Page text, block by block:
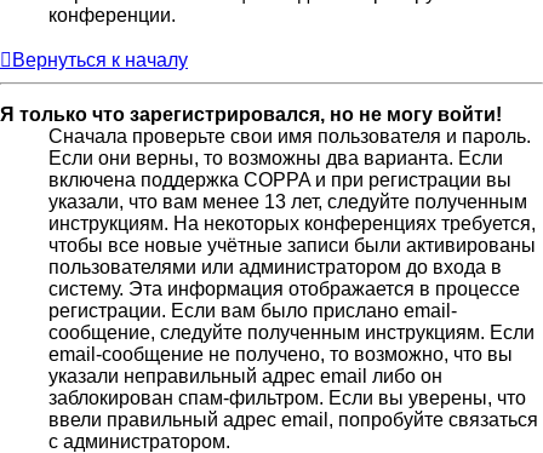
конференции.
Вернуться к началу
Я только что зарегистрировался, но не могу войти!
Сначала проверьте свои имя пользователя и пароль.
Если они верны, то возможны два варианта. Если
включена поддержка COPPA и при регистрации вы
указали, что вам менее 13 лет, следуйте полученным
инструкциям. На некоторых конференциях требуется,
чтобы все новые учётные записи были активированы
пользователями или администратором до входа в
систему. Эта информация отображается в процессе
регистрации. Если вам было прислано email-
сообщение, следуйте полученным инструкциям. Если
email-сообщение не получено, то возможно, что вы
указали неправильный адрес email либо он
заблокирован спам-фильтром. Если вы уверены, что
ввели правильный адрес email, попробуйте связаться
с администратором.